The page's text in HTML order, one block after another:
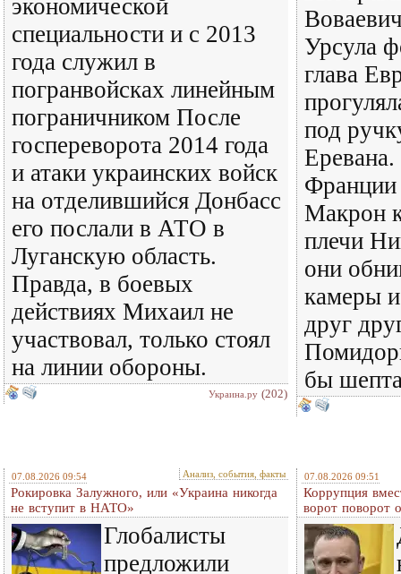
экономической
специальности и с 2013
года служил в
погранвойсках линейным
пограничником После
госпереворота 2014 года
и атаки украинских войск
на отделившийся Донбасс
его послали в АТО в
Луганскую область.
Правда, в боевых
действиях Михаил не
участвовал, только стоял
на линии обороны.
Украина.ру (202)
Урсула
глава
под
Макрон
плечи
они
камеры
друг
бы
07.08.2026 09:54 Анализ, события, факты
Рокировка Залужного, или «Украина никогда
не вступит в НАТО»
Глобалисты
предложили
07.08.2026 09:51
Коррупция
ворот поворот